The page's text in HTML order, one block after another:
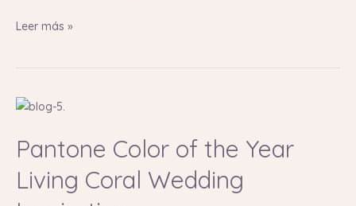
Leer más »
Pantone Color of the Year
Living Coral Wedding
Pantone
of
Year